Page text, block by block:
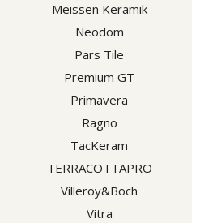
Meissen Keramik
Neodom
Pars Tile
Premium GT
Primavera
Ragno
TacKeram
TERRACOTTAPRO
Villeroy&Boch
Vitra